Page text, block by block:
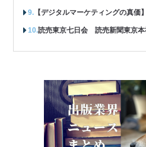
【デジタルマーケティングの真価
読売東京七日会 読売新聞東京本